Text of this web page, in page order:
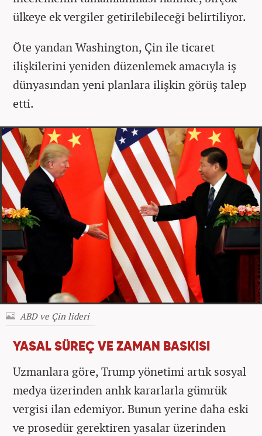
ülkeye ek vergiler getirilebileceği belirtiliyor.
Öte yandan Washington, Çin ile ticaret
ilişkilerini yeniden düzenlemek amacıyla iş
dünyasından yeni planlara ilişkin görüş talep
etti.
ABD ve Çin lideri
YASAL SÜREÇ VE ZAMAN BASKISI
Uzmanlara göre, Trump yönetimi artık sosyal
medya üzerinden anlık kararlarla gümrük
vergisi ilan edemiyor. Bunun yerine daha eski
ve prosedür gerektiren yasalar üzerinden